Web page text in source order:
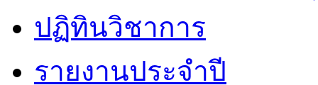
ปฏิทินวิชาการ
รายงานประจำปี